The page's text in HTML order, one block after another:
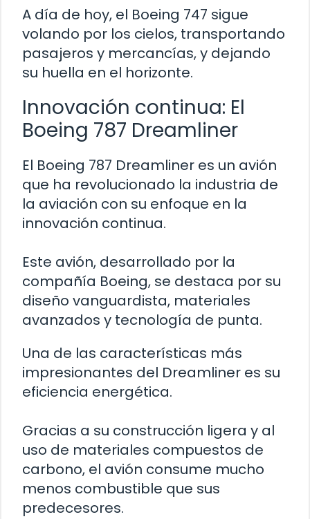
A día de hoy, el Boeing 747 sigue
volando por los cielos, transportando
pasajeros y mercancías, y dejando
su huella en el horizonte.
Innovación continua: El
Boeing 787 Dreamliner
El Boeing 787 Dreamliner es un avión
que ha revolucionado la industria de
la aviación con su enfoque en la
innovación continua.
Este avión, desarrollado por la
compañía Boeing, se destaca por su
diseño vanguardista, materiales
avanzados y tecnología de punta.
Una de las características más
impresionantes del Dreamliner es su
eficiencia energética.
Gracias a su construcción ligera y al
uso de materiales compuestos de
carbono, el avión consume mucho
menos combustible que sus
predecesores.